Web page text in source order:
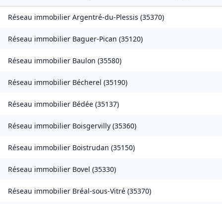
Réseau immobilier Argentré-du-Plessis (35370)
Réseau immobilier Baguer-Pican (35120)
Réseau immobilier Baulon (35580)
Réseau immobilier Bécherel (35190)
Réseau immobilier Bédée (35137)
Réseau immobilier Boisgervilly (35360)
Réseau immobilier Boistrudan (35150)
Réseau immobilier Bovel (35330)
Réseau immobilier Bréal-sous-Vitré (35370)